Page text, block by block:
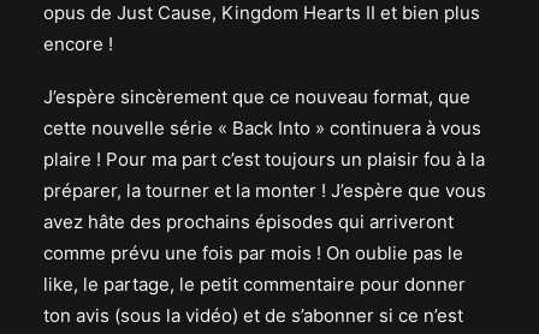
opus de Just Cause, Kingdom Hearts II et bien plus
encore !
J’espère sincèrement que ce nouveau format, que
cette nouvelle série « Back Into » continuera à vous
plaire ! Pour ma part c’est toujours un plaisir fou à la
préparer, la tourner et la monter ! J’espère que vous
avez hâte des prochains épisodes qui arriveront
comme prévu une fois par mois ! On oublie pas le
like, le partage, le petit commentaire pour donner
ton avis (sous la vidéo) et de s’abonner si ce n’est